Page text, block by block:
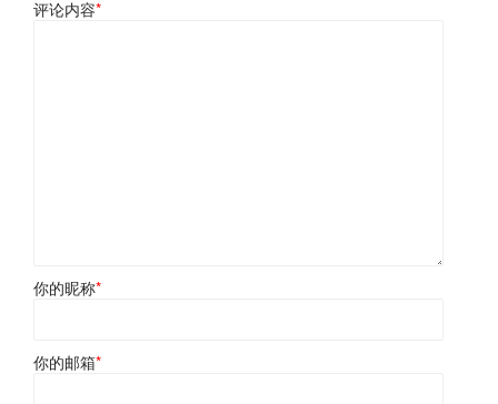
评论内容*
你的昵称*
你的邮箱*